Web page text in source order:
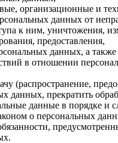
организационные и
данных от
к ним, уничтожения,
предоставления,
данных, а
в отношении
(распространение,
данных, прекратить
данные в порядке и
о персональных